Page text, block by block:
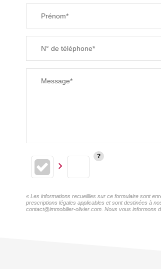
Prénom*
N° de téléphone*
Message*
« Les informations recueillies sur ce formulaire sont
prescriptions légales applicables et sont destinées à
contact@immobilier-olivier.com. Nous vous informons